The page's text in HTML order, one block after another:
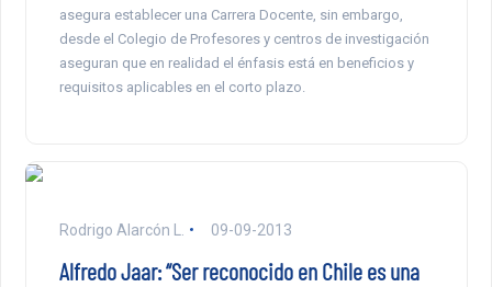
asegura establecer una Carrera Docente, sin embargo,
desde el Colegio de Profesores y centros de investigación
aseguran que en realidad el énfasis está en beneficios y
requisitos aplicables en el corto plazo.
Rodrigo Alarcón L. 09-09-2013
Alfredo Jaar: “Ser reconocido en Chile es una